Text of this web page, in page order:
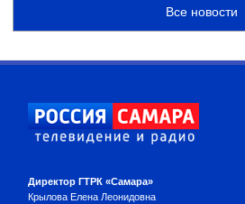
Все новости
Директор ГТРК «Самара»
Крылова Елена Леонидовна